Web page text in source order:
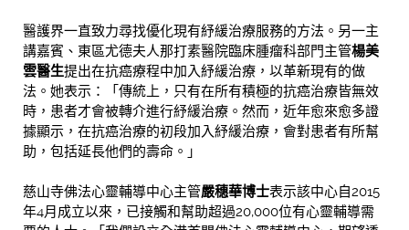
醫護界一直致力尋找優化現有紓緩治療服務的方法。另一主
講嘉賓、東區尤德夫人那打素醫院臨床腫瘤科部門主管楊美
雲醫生提出在抗癌療程中加入紓緩治療，以革新現有的做
法。她表示：「傳統上，只有在所有積極的抗癌治療皆無效
時，患者才會被轉介進行紓緩治療。然而，近年愈來愈多證
據顯示，在抗癌治療的初段加入紓緩治療，會對患者有所幫
助，包括延長他們的壽命。」
慈山寺佛法心靈輔導中心主管嚴穗華博士表示該中心自2015
年4月成立以來，已接觸和幫助超過20,000位有心靈輔導需